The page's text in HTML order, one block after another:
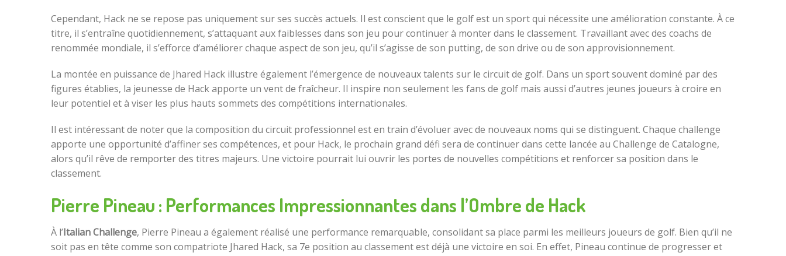
Cependant, Hack ne se repose pas uniquement sur ses succès actuels. Il est conscient que le golf est un sport qui nécessite une amélioration constante. À ce
titre, il s’entraîne quotidiennement, s’attaquant aux faiblesses dans son jeu pour continuer à monter dans le classement. Travaillant avec des coachs de
renommée mondiale, il s’efforce d’améliorer chaque aspect de son jeu, qu’il s’agisse de son putting, de son drive ou de son approvisionnement.
La montée en puissance de Jhared Hack illustre également l’émergence de nouveaux talents sur le circuit de golf. Dans un sport souvent dominé par des
figures établies, la jeunesse de Hack apporte un vent de fraîcheur. Il inspire non seulement les fans de golf mais aussi d’autres jeunes joueurs à croire en
leur potentiel et à viser les plus hauts sommets des compétitions internationales.
Il est intéressant de noter que la composition du circuit professionnel est en train d’évoluer avec de nouveaux noms qui se distinguent. Chaque challenge
apporte une opportunité d’affiner ses compétences, et pour Hack, le prochain grand défi sera de continuer dans cette lancée au Challenge de Catalogne,
alors qu’il rêve de remporter des titres majeurs. Une victoire pourrait lui ouvrir les portes de nouvelles compétitions et renforcer sa position dans le
classement.
Pierre Pineau : Performances Impressionnantes dans l’Ombre de Hack
À l’Italian Challenge, Pierre Pineau a également réalisé une performance remarquable, consolidant sa place parmi les meilleurs joueurs de golf. Bien qu’il ne
soit pas en tête comme son compatriote Jhared Hack, sa 7e position au classement est déjà une victoire en soi. En effet, Pineau continue de progresser et